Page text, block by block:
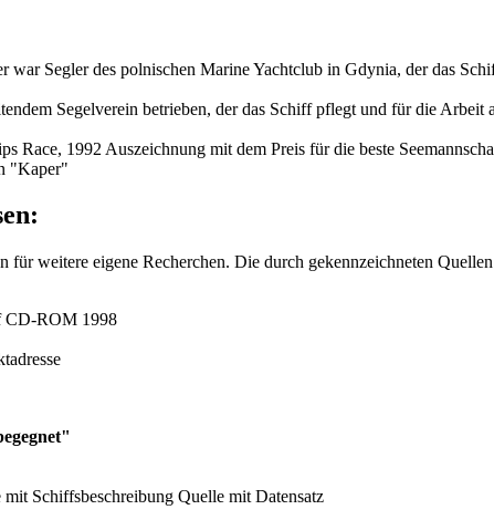
war Segler des polnischen Marine Yachtclub in Gdynia, der das
Segelverein betrieben, der das Schiff pflegt und für die
Race, 1992 Auszeichnung mit dem Preis für die beste
"Kaper"
für weitere eigene Recherchen. Die durch gekennzeichneten
CD-ROM 1998
mit Schiffsbeschreibung Quelle mit Datensatz